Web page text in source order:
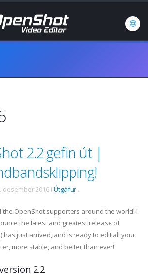
2.2 gefin út |
desember 2016 íÚtgáfur .
the OpenShot supporters around the world! I
the latest and greatest release of
has just arrived, and is ready to edit all your
more stable, and better than ever!
2.2